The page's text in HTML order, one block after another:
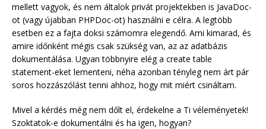
mellett vagyok, és nem általok privát projektekben is JavaDoc-
ot (vagy újabban PHPDoc-ot) használni e célra. A legtöbb
esetben ez a fajta doksi számomra elegendő. Ami kimarad, és
amire időnként mégis csak szükség van, az az adatbázis
dokumentálása. Ugyan többnyire elég a create table
statement-eket lementeni, néha azonban tényleg nem árt pár
soros hozzászólást tenni ahhoz, hogy mit miért csináltam.
Mivel a kérdés még nem dőlt el, érdekelne a Ti véleményetek!
Szoktatok-e dokumentálni és ha igen, hogyan?